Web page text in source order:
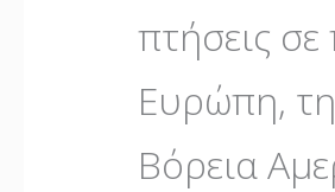
πτήσεις
Ευρώπη,
Βόρεια